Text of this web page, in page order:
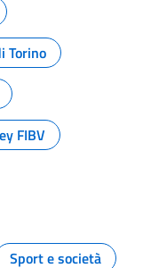
Torino
FIBV
Sport e società